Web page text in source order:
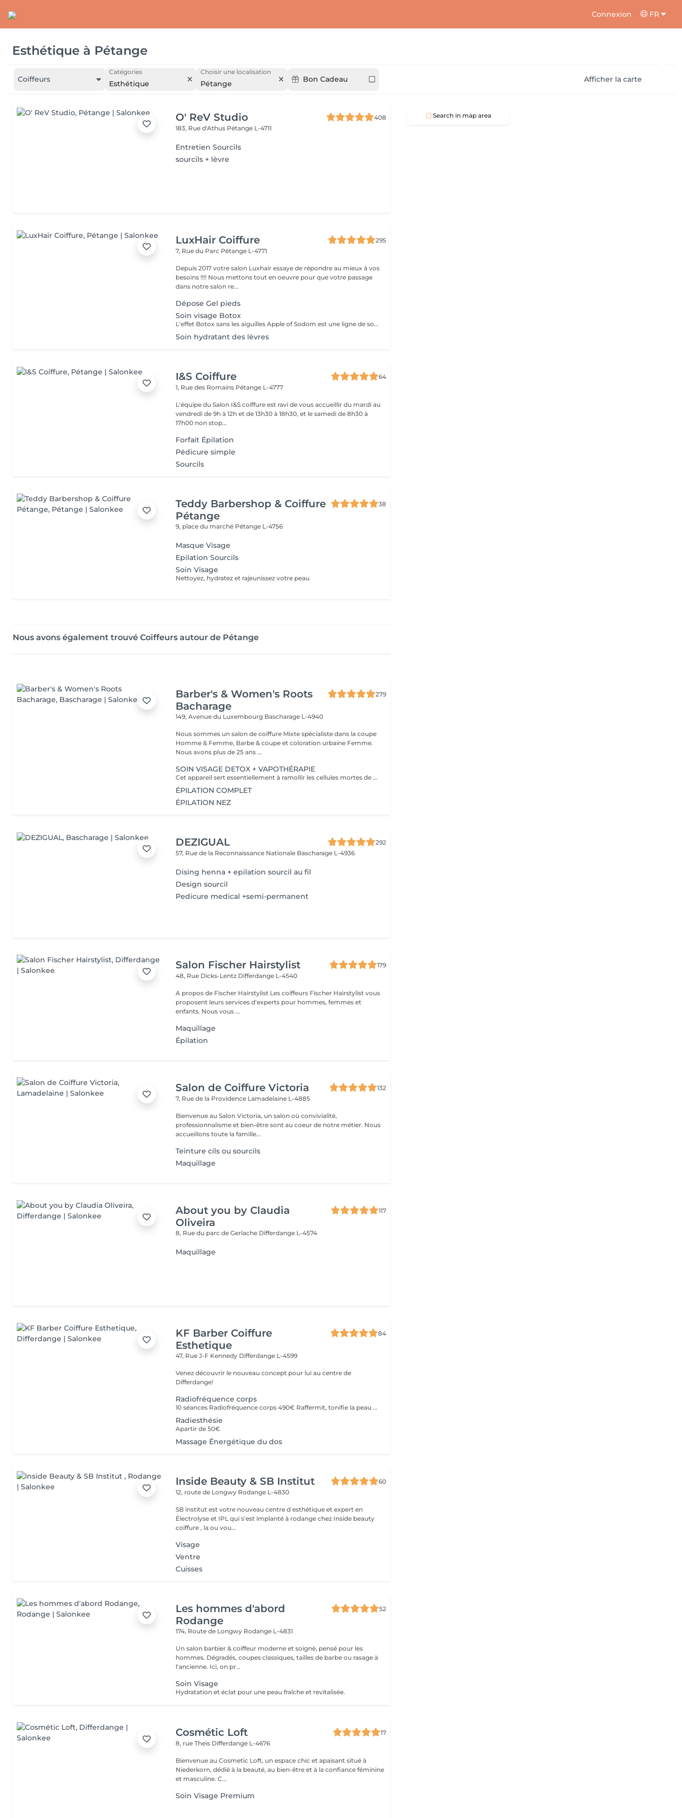
Connexion FR
Esthétique à Pétange
Coiffeurs
Catégories
Esthétique
Choisir une localisation
Pétange Bon Cadeau Afficher la carte
O' ReV Studio
408
183, Rue d'Athus Pétange L-4711
Entretien Sourcils
sourcils + lèvre
LuxHair Coiffure
295
7, Rue du Parc Pétange L-4771
Depuis 2017 votre salon Luxhair essaye de répondre au mieux à vos
besoins !!!! Nous mettons tout en oeuvre pour que votre passage
dans notre salon re...
Dépose Gel pieds
Soin visage Botox
L'effet Botox sans les aiguilles Apple of Sodom est une ligne de soins innovante, conçue avec une technologie révolutionnaire inspirée du fruit récolté sur l'arbre nommé Pommier de Sodome, Apple of Sodom en anglais, que l'on trouve originellement dans la région de la mer Morte. Conçu pour raffermir l'épiderme et rehausser l'ovale du visage, le complexe Apple of Sodom est une alternative au botox. Élaboré à partir de cellules-souches de pommier, il est associé aux extraits végétaux du Gatuline Expression AF qui cible les rides d'expression et lisse la surface de la peau.
Soin hydratant des lèvres
I&S Coiffure
64
1, Rue des Romains Pétange L-4777
L'équipe du Salon I&S coiffure est ravi de vous accueillir du mardi au
vendredi de 9h à 12h et de 13h30 à 18h30, et le samedi de 8h30 à
17h00 non stop...
Forfait Épilation
Pédicure simple
Sourcils
Teddy Barbershop & Coiffure
Pétange
38
9, place du marché Pétange L-4756
Masque Visage
Epilation Sourcils
Soin Visage
Nettoyez, hydratez et rajeunissez votre peau
Nous avons également trouvé Coiffeurs autour de Pétange
Barber's & Women's Roots
Bacharage
279
149, Avenue du Luxembourg Bascharage L-4940
Nous sommes un salon de coiffure Mixte spécialiste dans la coupe
Homme & Femme, Barbe & coupe et coloration urbaine Femme.
Nous avons plus de 25 ans ...
SOIN VISAGE DETOX + VAPOTHÉRAPIE
Cet appareil sert essentiellement à ramollir les cellules mortes de la peau et prépare la peau de manière optimale au soin correspondant. Le vapozone permet ainsi d'ouvrir les pores pour un nettoyage en profondeur de la peau. La vapeur + l'ozone pénètre en profondeur dans les pores et nettoie les impuretés, le gras, les points noirs et les restes de maquillage. La vapeur peut donc aider
ÉPILATION COMPLET
ÉPILATION NEZ
DEZIGUAL
292
57, Rue de la Reconnaissance Nationale Bascharage L-4936
Dising henna + epilation sourcil au fil
Design sourcil
Pedicure medical +semi-permanent
Salon Fischer Hairstylist
179
48, Rue Dicks-Lentz Differdange L-4540
A propos de Fischer Hairstylist Les coiffeurs Fischer Hairstylist vous
proposent leurs services d'experts pour hommes, femmes et
enfants. Nous vous ...
Maquillage
Épilation
Salon de Coiffure Victoria
132
7, Rue de la Providence Lamadelaine L-4885
Bienvenue au Salon Victoria, un salon où convivialité,
professionnalisme et bien-être sont au coeur de notre métier. Nous
accueillons toute la famille...
Teinture cils ou sourcils
Maquillage
About you by Claudia
Oliveira
117
8, Rue du parc de Gerlache Differdange L-4574
Maquillage
KF Barber Coiffure
Esthetique
84
47, Rue J-F Kennedy Differdange L-4599
Venez découvrir le nouveau concept pour lui au centre de
Differdange!
Radiofréquence corps
10 séances Radiofréquence corps 490€ Raffermit, tonifie la peau . Reduction de la cellulite
Radiesthésie
Apartir de 50€
Massage Énergétique du dos
Inside Beauty & SB Institut
60
12, route de Longwy Rodange L-4830
SB institut est votre nouveau centre d esthétique et expert en
Électrolyse et IPL qui s'est implanté à rodange chez Inside beauty
coiffure , la ou vou...
Visage
Ventre
Cuisses
Les hommes d'abord
Rodange
52
174, Route de Longwy Rodange L-4831
Un salon barbier & coiffeur moderne et soigné, pensé pour les
hommes. Dégradés, coupes classiques, tailles de barbe ou rasage à
l'ancienne. Ici, on pr...
Soin Visage
Hydratation et éclat pour une peau fraîche et revitalisée.
Cosmétic Loft
17
8, rue Theis Differdange L-4676
Bienvenue au Cosmetic Loft, un espace chic et apaisant situé à
Niederkorn, dédié à la beauté, au bien-être et à la confiance féminine
et masculine. C...
Soin Visage Premium
Search in map area